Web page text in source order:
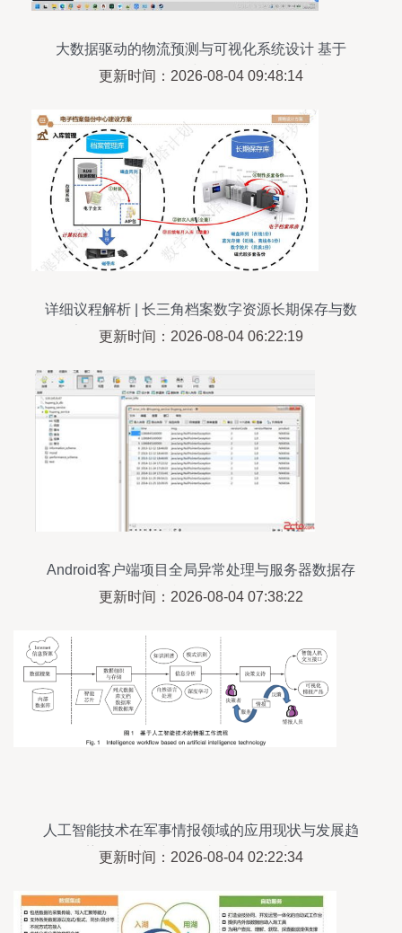
大数据驱动的物流预测与可视化系统设计 基于
PyFlink、PySpark与Hadoop生态的实践
更新时间：2026-08-04 09:48:14
详细议程解析 | 长三角档案数字资源长期保存与数
据安全治理专题培训 数据处理与存储支持服务
更新时间：2026-08-04 06:22:19
Android客户端项目全局异常处理与服务器数据存
储支持服务设计探讨
更新时间：2026-08-04 07:38:22
人工智能技术在军事情报领域的应用现状与发展趋
势 数据处理与存储支持服务的重要性
更新时间：2026-08-04 02:22:34